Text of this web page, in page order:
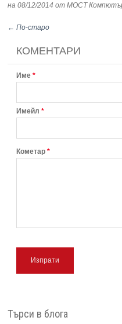
на 08/12/2014 от МОСТ
← По-старо
КОМЕНТАРИ
Име *
Имейл *
Кометар *
Изпрати
Търси в блога